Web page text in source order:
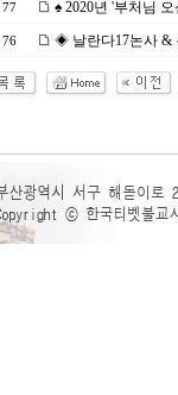
77 ♠ 2020년 '부처님
76 ◈ 날란다17논사 &